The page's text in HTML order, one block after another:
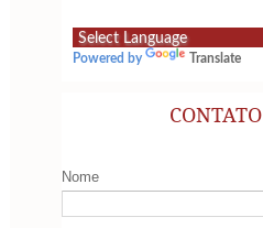
Powered by Translate
CONTATO
Nome